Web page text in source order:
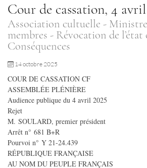
Cour de cassation, 4 avril
Association cultuelle -
membres - Révocation de
Conséquences
14 octobre 2025
COUR DE CASSATION CF
ASSEMBLÉE PLÉNIÈRE
Audience publique du 4 avril 2025
Rejet
M. SOULARD, premier président
Arrêt n° 681 B+R
Pourvoi n° Y 21-24.439
RÉPUBLIQUE FRANÇAISE
AU NOM DU PEUPLE FRANÇAIS